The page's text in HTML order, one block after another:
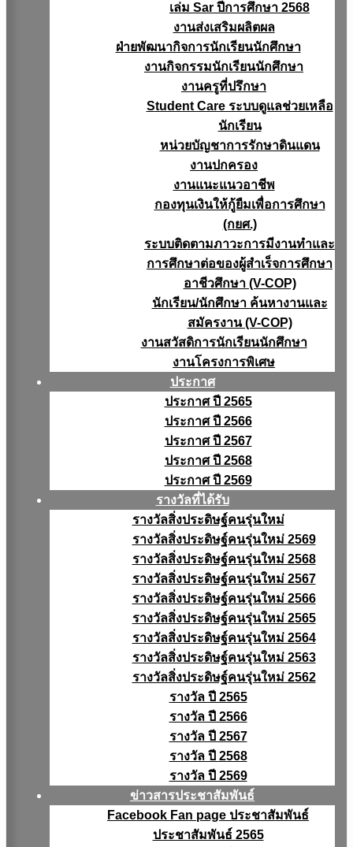
เล่ม Sar ปีการศึกษา 2568
งานส่งเสริมผลิตผล
ฝ่ายพัฒนากิจการนักเรียนนักศึกษา
งานกิจกรรมนักเรียนนักศึกษา
งานครูที่ปรึกษา
Student Care ระบบดูแลช่วยเหลือ
นักเรียน
หน่วยบัญชาการรักษาดินแดน
งานปกครอง
งานแนะแนวอาชีพ
กองทุนเงินให้กู้ยืมเพื่อการศึกษา
(กยศ.)
ระบบติดตามภาวะการมีงานทำและ
การศึกษาต่อของผู้สำเร็จการศึกษา
อาชีวศึกษา (V-COP)
นักเรียน/นักศึกษา ค้นหางานและ
สมัครงาน (V-COP)
งานสวัสดิการนักเรียนนักศึกษา
งานโครงการพิเศษ
ประกาศ
ประกาศ ปี 2565
ประกาศ ปี 2566
ประกาศ ปี 2567
ประกาศ ปี 2568
ประกาศ ปี 2569
รางวัลที่ได้รับ
รางวัลสิ่งประดิษฐ์คนรุ่นใหม่
รางวัลสิ่งประดิษฐ์คนรุ่นใหม่ 2569
รางวัลสิ่งประดิษฐ์คนรุ่นใหม่ 2568
รางวัลสิ่งประดิษฐ์คนรุ่นใหม่ 2567
รางวัลสิ่งประดิษฐ์คนรุ่นใหม่ 2566
รางวัลสิ่งประดิษฐ์คนรุ่นใหม่ 2565
รางวัลสิ่งประดิษฐ์คนรุ่นใหม่ 2564
รางวัลสิ่งประดิษฐ์คนรุ่นใหม่ 2563
รางวัลสิ่งประดิษฐ์คนรุ่นใหม่ 2562
รางวัล ปี 2565
รางวัล ปี 2566
รางวัล ปี 2567
รางวัล ปี 2568
รางวัล ปี 2569
ข่าวสารประชาสัมพันธ์
Facebook Fan page ประชาสัมพันธ์
ประชาสัมพันธ์ 2565